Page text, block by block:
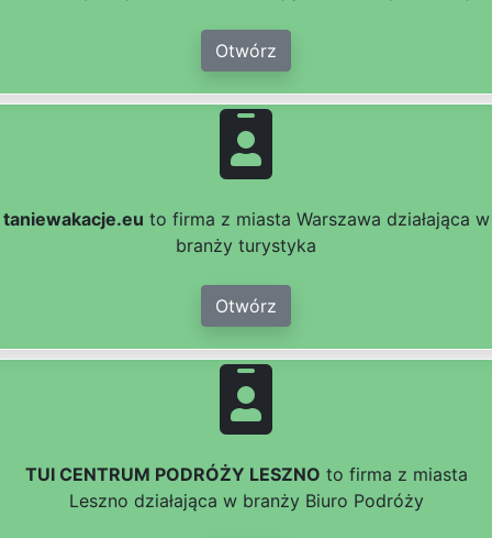
Otwórz
taniewakacje.eu to firma z miasta Warszawa działająca w
branży turystyka
Otwórz
TUI CENTRUM PODRÓŻY LESZNO to firma z miasta
Leszno działająca w branży Biuro Podróży